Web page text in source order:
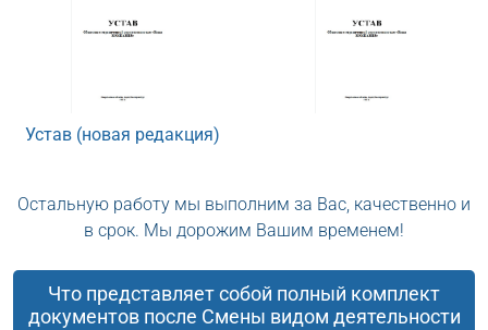
Устав (новая редакция)
Остальную работу мы выполним за Вас, качественно и
в срок. Мы дорожим Вашим временем!
Что представляет собой полный комплект
документов после Смены видом деятельности